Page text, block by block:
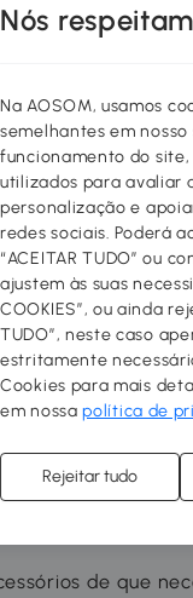
conceito
um capricho,
podem viajar
com
se adaptar a
de estimação
uma utilização
de pisos
correr, correr ou
o
a
seu animal de
boa ventilação
de que
Nós
Na AOSOM, usamos
semelhantes em
funcionamento do
utilizados para avaliar
personalização e
redes sociais. Poderá
“ACEITAR TUDO” ou
ajustem às suas
COOKIES”, ou ainda
TUDO”, neste caso
estritamente
Cookies para mais
em nossapolítica de
Rejeitar tudo